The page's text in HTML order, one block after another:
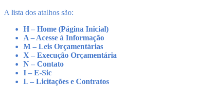
A lista dos atalhos são:
H – Home (Página Inicial)
A – Acesse à Informação
M – Leis Orçamentárias
X – Execução Orçamentária
N – Contato
I – E-Sic
L – Licitações e Contratos